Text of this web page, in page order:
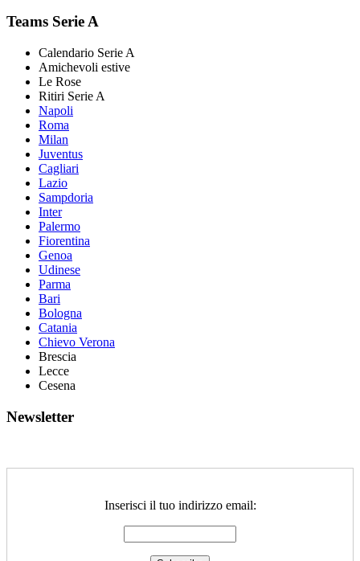
Teams Serie A
Calendario Serie A
Amichevoli estive
Le Rose
Ritiri Serie A
Napoli
Roma
Milan
Juventus
Cagliari
Lazio
Sampdoria
Inter
Palermo
Fiorentina
Genoa
Udinese
Parma
Bari
Bologna
Catania
Chievo Verona
Brescia
Lecce
Cesena
Newsletter
Inserisci il tuo indirizzo email: